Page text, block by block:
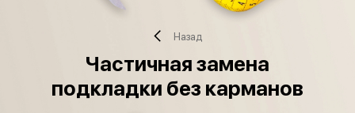
Назад
Частичная замена
подкладки без карманов